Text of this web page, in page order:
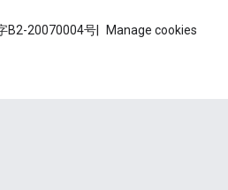
B2-20070004号 Manage cookies